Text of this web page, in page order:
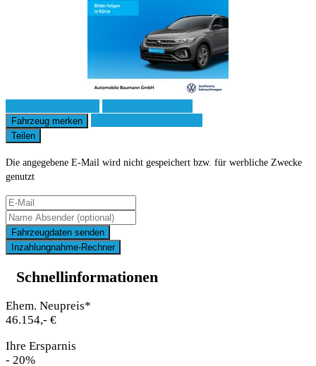
Fahrzeug merken
Teilen
Die angegebene E-Mail wird nicht gespeichert bzw. für werbliche Zwecke
genutzt
Fahrzeugdaten senden
Inzahlungnahme-Rechner
Schnellinformationen
Ehem. Neupreis*
46.154,- €
Ihre Ersparnis
- 20%